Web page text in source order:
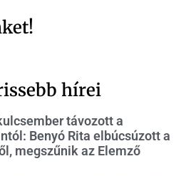
hírei
távozott a
Benyó Rita elbúcsúzott a
megszűnik az Elemző